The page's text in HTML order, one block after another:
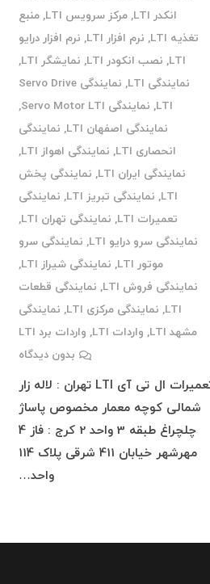
انکدر LTI
,مرکز سرویس LTI ,منبع
تغذیه LTI
, نرم افزار LTI , نرم افزار درایو
LTI
, نصب انکودر LTI , نمایشگر LTI
,
نمایندگی LTI
,
نمایندگی Servo Drive
LTI
, نمایندگی Servo Motor LTI
,
نمایندگی اصفهان LTI
, نمایندگی
انحصاری LTI
, نمایندگی اهواز LTI
,
نمایندگی ایران LTI
, نمایندگی پخش
LTI
, نمایندگی تبریز LTI , نمایندگی
تعمیرات LTI
, نمایندگی تهران LTI
,
نمایندگی سرو درایو LTI
, نمایندگی سرو
موتور LTI
, نمایندگی شیراز LTI
,
نمایندگی فروش LTI
, نمایندگی قطعات
LTI
, نمایندگی مرکزی LTI , نمایندگی
مشهد LTI
, واردات LTI , واردات برد LTI
بدون دیدگاه
تعمیرات ال تی آی LTI تهران : لاله زار
شمالی کوچه معمار مخصوص پاساژ
چلچراغ طبقه 3 واحد 2 کرج : فاز 4
مهرشهر خیابان 411 شرقی پلاک 114
واحد…